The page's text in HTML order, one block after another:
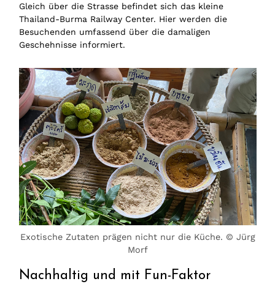
Gleich über die Strasse befindet sich das kleine
Thailand-Burma Railway Center. Hier werden die
Besuchenden umfassend über die damaligen
Geschehnisse informiert.
Exotische Zutaten prägen nicht nur die Küche. © Jürg
Morf
Nachhaltig und mit Fun-Faktor